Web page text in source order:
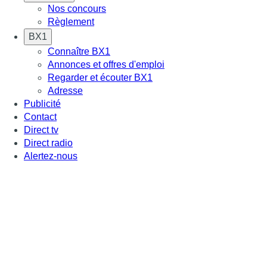
Nos concours
Règlement
BX1
Connaître BX1
Annonces et offres d'emploi
Regarder et écouter BX1
Adresse
Publicité
Contact
Direct tv
Direct radio
Alertez-nous